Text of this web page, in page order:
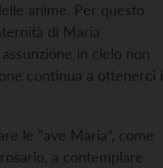
anime. Per questo
di Maria
in cielo non
continua a ottenerci i
le “ave Maria”, come
a contemplare